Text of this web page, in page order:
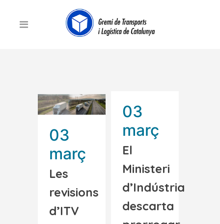
03
març
Les
revisions
d’ITV
03
març
El
Ministeri
d’Indústria
descarta